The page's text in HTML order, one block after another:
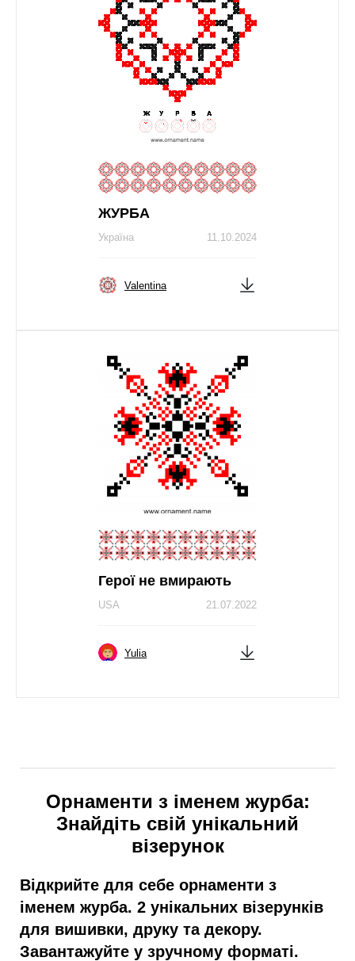
ЖУРБA
11.10.2024
Україна
Valentina
Герої не вмирають
21.07.2022
USA
Yulia
Орнаменти з іменем журба:
Знайдіть свій унікальний
візерунок
Відкрийте для себе орнаменти з
іменем журба. 2 унікальних візерунків
для вишивки, друку та декору.
Завантажуйте у зручному форматі.